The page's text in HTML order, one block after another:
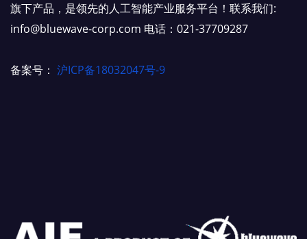
旗下产品，是领先的人工智能产业服务平台！联系我们:
info@bluewave-corp.com 电话：021-37709287
备案号： 沪ICP备18032047号-9